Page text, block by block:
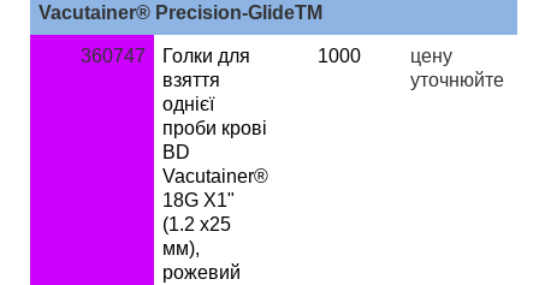
Vacutainer® Precision-GlideTM
360747
Голки для
взяття
однієї
проби крові
BD
Vacutainer®
18G X1"
(1.2 х25
мм),
рожевий
1000 цену
уточнюйте